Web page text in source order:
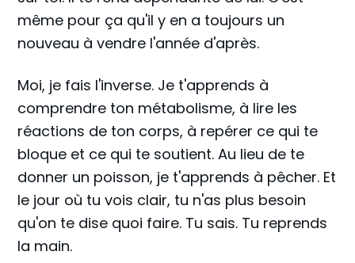
même pour ça qu'il y en a toujours un
nouveau à vendre l'année d'après.
Moi, je fais l'inverse. Je t'apprends à
comprendre ton métabolisme, à lire les
réactions de ton corps, à repérer ce qui te
bloque et ce qui te soutient. Au lieu de te
donner un poisson, je t'apprends à pêcher. Et
le jour où tu vois clair, tu n'as plus besoin
qu'on te dise quoi faire. Tu sais. Tu reprends
la main.